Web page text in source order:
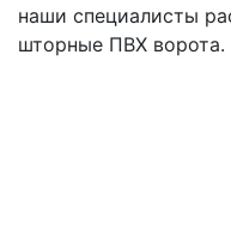
наши специалисты
шторные ПВХ ворота.